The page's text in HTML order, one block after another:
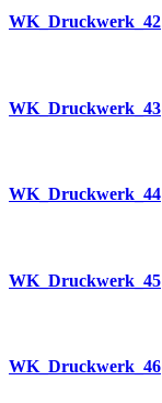
WK_Druckwerk_42
WK_Druckwerk_43
WK_Druckwerk_44
WK_Druckwerk_45
WK_Druckwerk_46